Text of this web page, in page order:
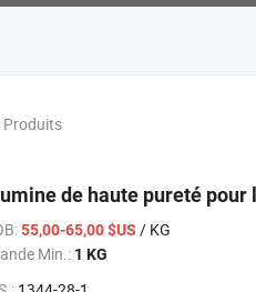
Produits
de haute pureté
55,00-65,00 $US / KG
Min.: 1 KG